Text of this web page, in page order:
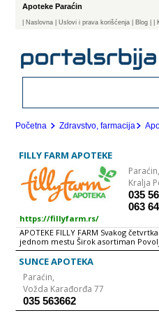
Apoteke Paraćin
Naslovna | Uslovi i prava korišćenja Blog
Početna Zdravstvo, farmacija
FILLY FARM APOTEKE
Paraćin,
Kralja
035
063
https://fillyfarm.rs/
APOTEKE FILLY FARM Svakog
jednom mestu Širok asortiman
Neke od naših apoteka Cilj kome
apoteka ka nivou vrhunske usluge,
proizvoda u prodaju uz prateću
promocijama i prezenatcijama
način prezentirano kupcu U želji da
dovede preko maloprodaje direktno
SUNCE APOTEKA
Paraćin,
Vožda Karađorđa 77
035 563662